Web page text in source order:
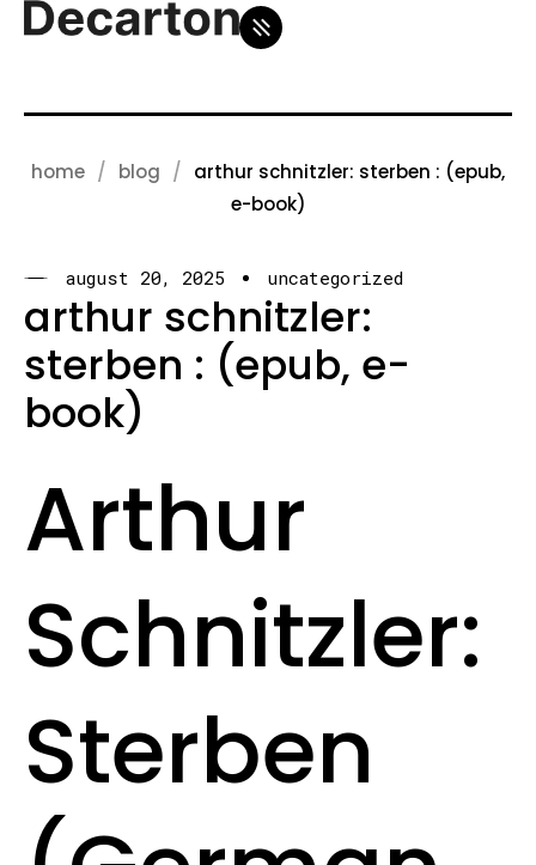
home blog
arthur schnitzler: sterben : (epub,
e-book)
august 20, 2025 uncategorized
arthur schnitzler:
sterben : (epub, e-
book)
Arthur
Schnitzler:
Sterben